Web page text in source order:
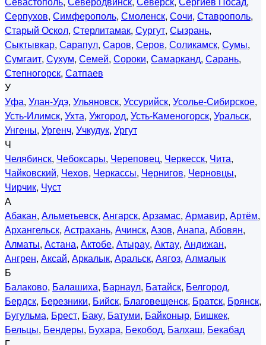
Серпухов, Симферополь, Смоленск, Сочи, Ставрополь,
Старый Оскол, Стерлитамак, Сургут, Сызрань,
Сыктывкар, Сарапул, Саров, Серов, Соликамск, Сумы,
Сумгаит, Сухум, Семей, Сороки, Самарканд, Сарань,
Степногорск, Сатпаев
У
Уфа, Улан-Удэ, Ульяновск, Уссурийск, Усолье-Сибирское,
Усть-Илимск, Ухта, Ужгород, Усть-Каменогорск, Уральск,
Унгены, Ургенч, Учкудук, Ургут
Ч
Челябинск, Чебоксары, Череповец, Черкесск, Чита,
Чайковский, Чехов, Черкассы, Чернигов, Черновцы,
Чирчик, Чуст
А
Абакан, Альметьевск, Ангарск, Арзамас, Армавир, Артём,
Архангельск, Астрахань, Ачинск, Азов, Анапа, Абовян,
Алматы, Астана, Актобе, Атырау, Актау, Андижан,
Ангрен, Аксай, Аркалык, Аральск, Аягоз, Алмалык
Б
Балаково, Балашиха, Барнаул, Батайск, Белгород,
Бердск, Березники, Бийск, Благовещенск, Братск, Брянск,
Бугульма, Брест, Баку, Батуми, Байконыр, Бишкек,
Бельцы, Бендеры, Бухара, Бекобод, Балхаш, Бекабад